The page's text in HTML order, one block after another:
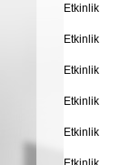
Etkinlik
Etkinlik
Etkinlik
Etkinlik
Etkinlik